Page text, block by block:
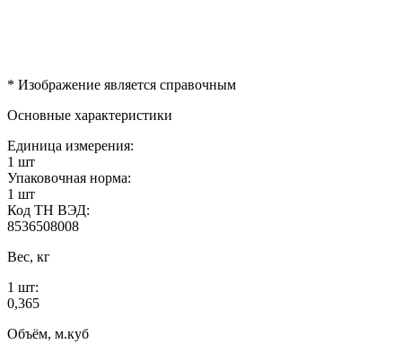
* Изображение является справочным
Основные характеристики
Единица измерения:
1 шт
Упаковочная норма:
1 шт
Код ТН ВЭД:
8536508008
Вес, кг
1 шт:
0,365
Объём, м.куб